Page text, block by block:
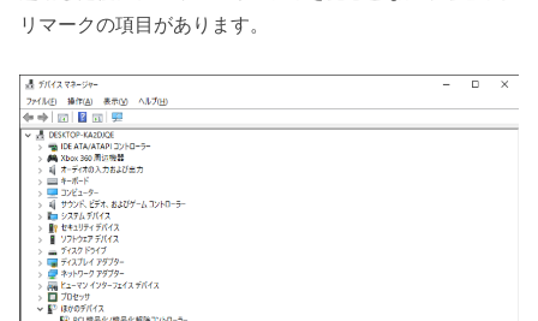
リマークの項目があります。